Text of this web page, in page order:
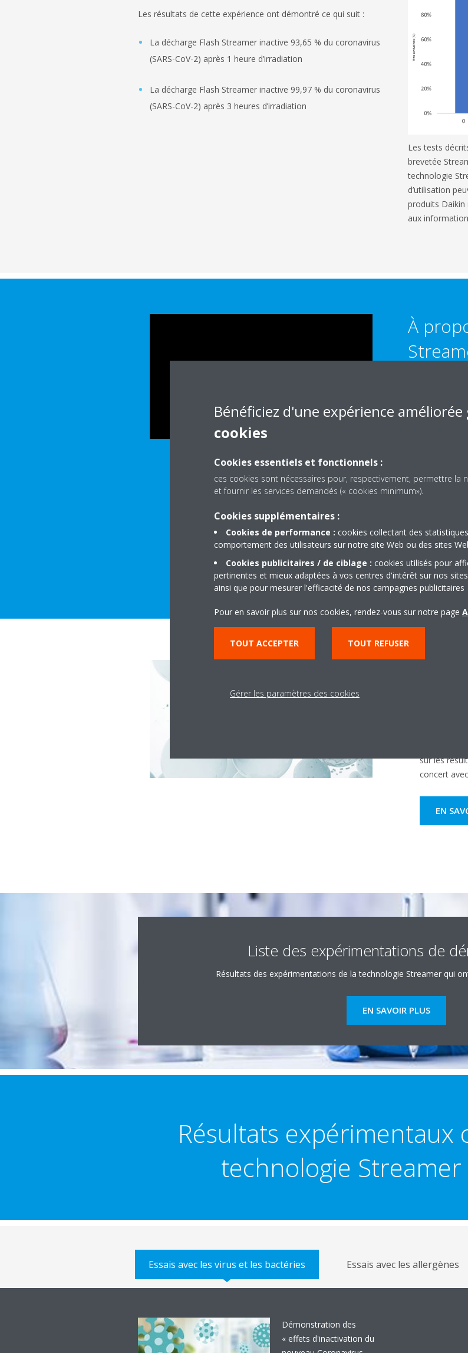
Les résultats de cette expérience ont démontré ce qui suit :
La décharge Flash Streamer inactive 93,65 % du coronavirus
(SARS-CoV-2) après 1 heure d’irradiation
La décharge Flash Streamer inactive 99,97 % du coronavirus
(SARS-CoV-2) après 3 heures d’irradiation
Les tests
brevetée
technologie
d’utilisation
produits
aux
À
La
une
décharge
œuvre une
Sa capacité
supérieure à
luminescente).
composants
supprime de
polluants de
sur les
concert
EN
Liste des expérimentations de
Résultats des expérimentations de la technologie Streamer qui
EN SAVOIR PLUS
Résultats expérimentaux
technologie Streamer
Essais avec les virus et les bactéries Essais avec les allergènes
Démonstration des
« effets d'inactivation du
Bénéficiez d'une expérience améliorée
cookies
Cookies essentiels et fonctionnels :
ces cookies sont nécessaires pour, respectivement, permettre la
et fournir les services demandés (« cookies minimum»).
Cookies supplémentaires :
Cookies de performance : cookies collectant des
comportement des utilisateurs sur notre site Web ou des sites
Cookies publicitaires / de ciblage : cookies utilisés pour
pertinentes et mieux adaptées à vos centres d'intérêt sur nos
ainsi que pour mesurer l'efficacité de nos campagnes publicitaires
Pour en savoir plus sur nos cookies, rendez-vous sur notre page
TOUT ACCEPTER TOUT REFUSER
Gérer les paramètres des cookies